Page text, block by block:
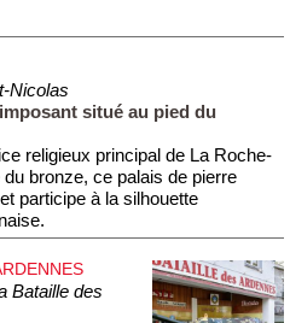
Nicolas
situé au pied du
religieux principal de La Roche-
bronze, ce palais de pierre
participe à la silhouette
Bataille des